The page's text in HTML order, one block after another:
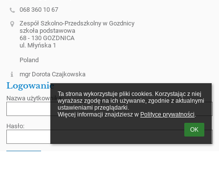
Ta strona wykorzystuje pliki cookies. Korzystając z niej
wyrażasz zgodę na ich używanie, zgodnie z aktualnymi
ustawieniami przeglądarki.
Więcej informacji znajdziesz w Polityce prywatności.
OK
068 360 10 67
Zespół Szkolno-Przedszkolny w Gozdnicy
szkoła podstawowa
68 - 130 GOZDNICA
ul. Młyńska 1
Poland
mgr Dorota Czajkowska
Logowanie
Nazwa użytkownika:
Hasło: